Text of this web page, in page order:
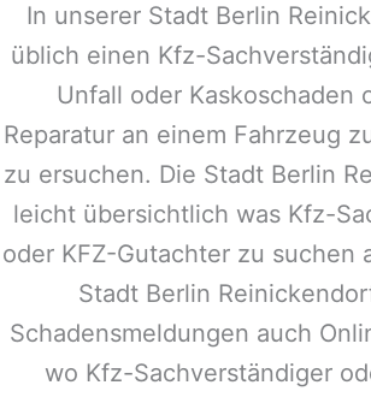
In unserer Stadt Berlin
üblich einen Kfz-
Unfall oder Kaskoschaden
Reparatur an einem Fahrzeug
zu ersuchen. Die Stadt Berlin
leicht übersichtlich was Kfz-
oder KFZ-Gutachter zu suchen
Stadt Berlin
Schadensmeldungen auch
wo Kfz-Sachverständiger